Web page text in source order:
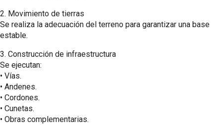
2.⁠ ⁠Movimiento de tierras
Se realiza la adecuación del terreno para garantizar una base
estable.
3.⁠ ⁠Construcción de infraestructura
Se ejecutan:
•⁠ ⁠Vías.
•⁠ ⁠Andenes.
•⁠ ⁠Cordones.
•⁠ ⁠Cunetas.
•⁠ ⁠Obras complementarias.